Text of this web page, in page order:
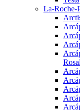
La-Roche-